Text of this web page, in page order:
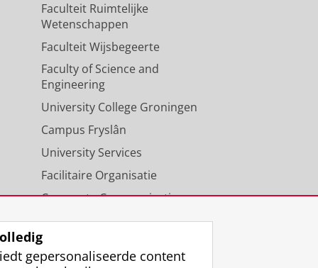
Faculteit Ruimtelijke
Wetenschappen
Faculteit Wijsbegeerte
Faculty of Science and
Engineering
University College Groningen
Campus Fryslân
University Services
Facilitaire Organisatie
Corporate Communicatie
Agenda
gepersonaliseerde content